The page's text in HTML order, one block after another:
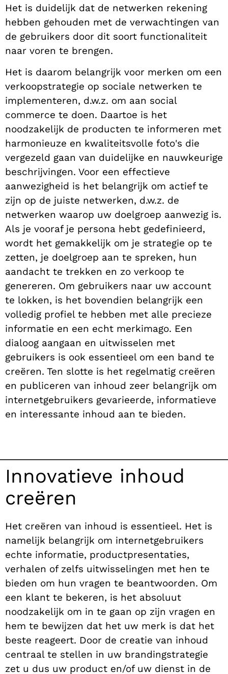
Het is duidelijk dat de netwerken rekening
hebben gehouden met de verwachtingen van
de gebruikers door dit soort functionaliteit
naar voren te brengen.
Het is daarom belangrijk voor merken om een
verkoopstrategie op sociale netwerken te
implementeren, d.w.z. om aan social
commerce te doen. Daartoe is het
noodzakelijk de producten te informeren met
harmonieuze en kwaliteitsvolle foto's die
vergezeld gaan van duidelijke en nauwkeurige
beschrijvingen. Voor een effectieve
aanwezigheid is het belangrijk om actief te
zijn op de juiste netwerken, d.w.z. de
netwerken waarop uw doelgroep aanwezig is.
Als je vooraf je persona hebt gedefinieerd,
wordt het gemakkelijk om je strategie op te
zetten, je doelgroep aan te spreken, hun
aandacht te trekken en zo verkoop te
genereren. Om gebruikers naar uw account
te lokken, is het bovendien belangrijk een
volledig profiel te hebben met alle precieze
informatie en een echt merkimago. Een
dialoog aangaan en uitwisselen met
gebruikers is ook essentieel om een band te
creëren. Ten slotte is het regelmatig creëren
en publiceren van inhoud zeer belangrijk om
internetgebruikers gevarieerde, informatieve
en interessante inhoud aan te bieden.
Innovatieve inhoud
creëren
Het creëren van inhoud is essentieel. Het is
namelijk belangrijk om internetgebruikers
echte informatie, productpresentaties,
verhalen of zelfs uitwisselingen met hen te
bieden om hun vragen te beantwoorden. Om
een klant te bekeren, is het absoluut
noodzakelijk om in te gaan op zijn vragen en
hem te bewijzen dat het uw merk is dat het
beste reageert. Door de creatie van inhoud
centraal te stellen in uw brandingstrategie
zet u dus uw product en/of uw dienst in de